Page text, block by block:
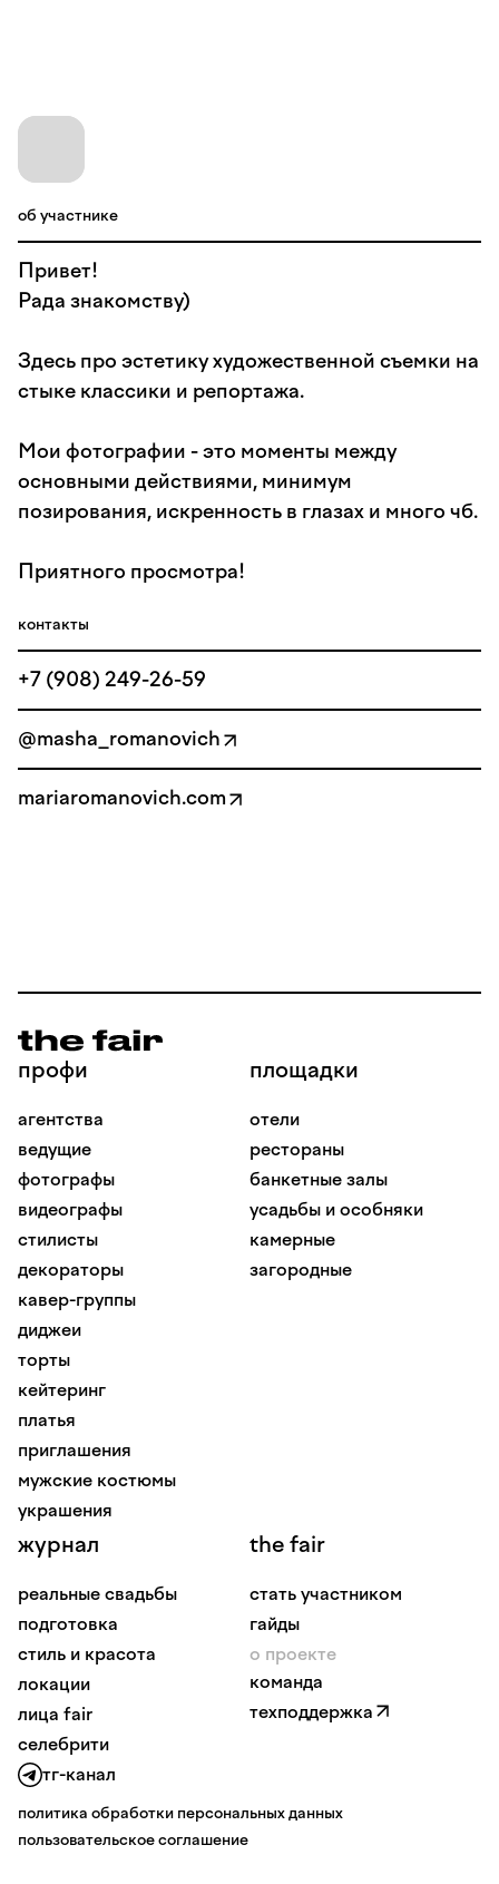
об участнике
Привет!
Рада знакомству)
Здесь про эстетику художественной съемки на
стыке классики и репортажа.
Мои фотографии - это моменты между
основными действиями, минимум
позирования, искренность в глазах и много чб.
Приятного просмотра!
контакты
+7 (908) 249-26-59
@masha_romanovich
mariaromanovich.com
профи
агентства
ведущие
фотографы
видеографы
стилисты
декораторы
кавер-группы
диджеи
торты
кейтеринг
платья
приглашения
мужские костюмы
украшения
площадки
отели
рестораны
банкетные залы
усадьбы и особняки
камерные
загородные
журнал
реальные свадьбы
подготовка
стиль и красота
локации
лица fair
селебрити
the fair
стать участником
гайды
о проекте
команда
техподдержка
тг-канал
политика обработки персональных данных
пользовательское соглашение